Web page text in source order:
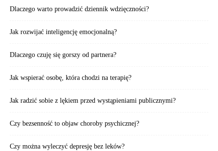
Dlaczego warto prowadzić dziennik wdzięczności?
Jak rozwijać inteligencję emocjonalną?
Dlaczego czuję się gorszy od partnera?
Jak wspierać osobę, która chodzi na terapię?
Jak radzić sobie z lękiem przed wystąpieniami publicznymi?
Czy bezsenność to objaw choroby psychicznej?
Czy można wyleczyć depresję bez leków?